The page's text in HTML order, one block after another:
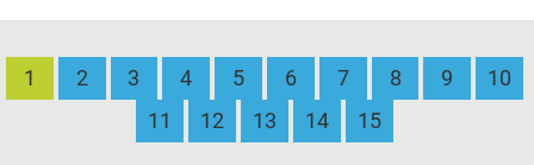
1 2 3 4 5 6 7 8 9
10
11
12 13 14 15